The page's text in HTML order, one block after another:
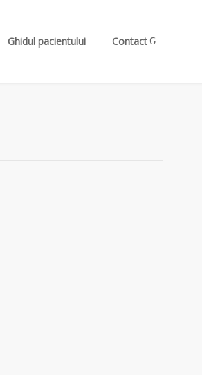
Ghidul pacientului Contact